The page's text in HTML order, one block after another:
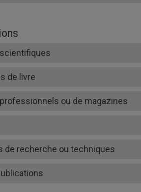
de livre
ou de magazines
de recherche ou techniques